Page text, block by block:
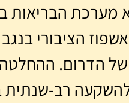
מערכת
הציבורי